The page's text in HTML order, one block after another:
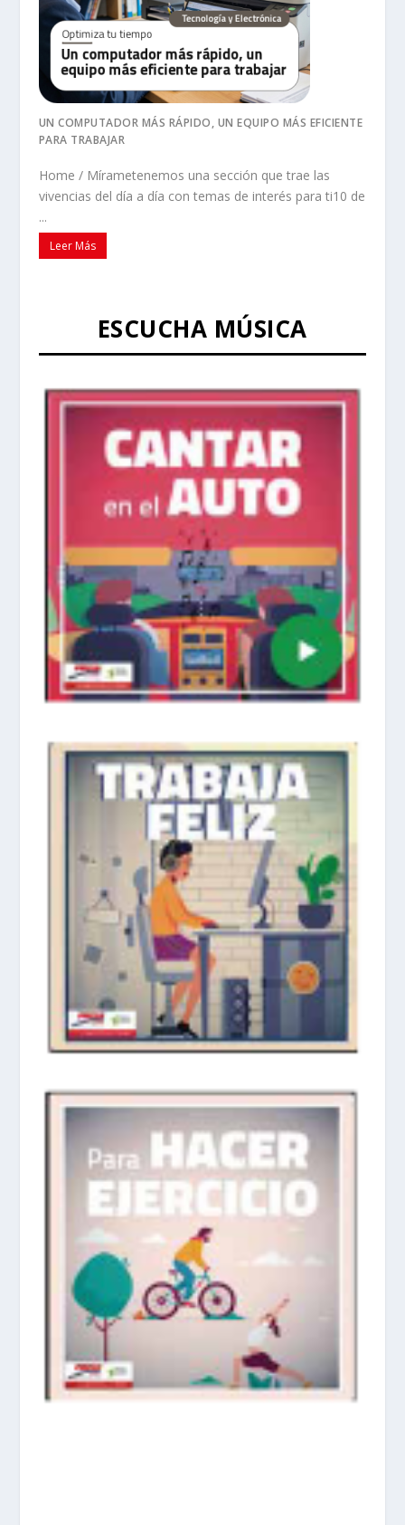
UN COMPUTADOR MÁS RÁPIDO, UN EQUIPO MÁS EFICIENTE
PARA TRABAJAR
Home / Mírametenemos una sección que trae las
vivencias del día a día con temas de interés para ti10 de
...
Leer Más
ESCUCHA MÚSICA